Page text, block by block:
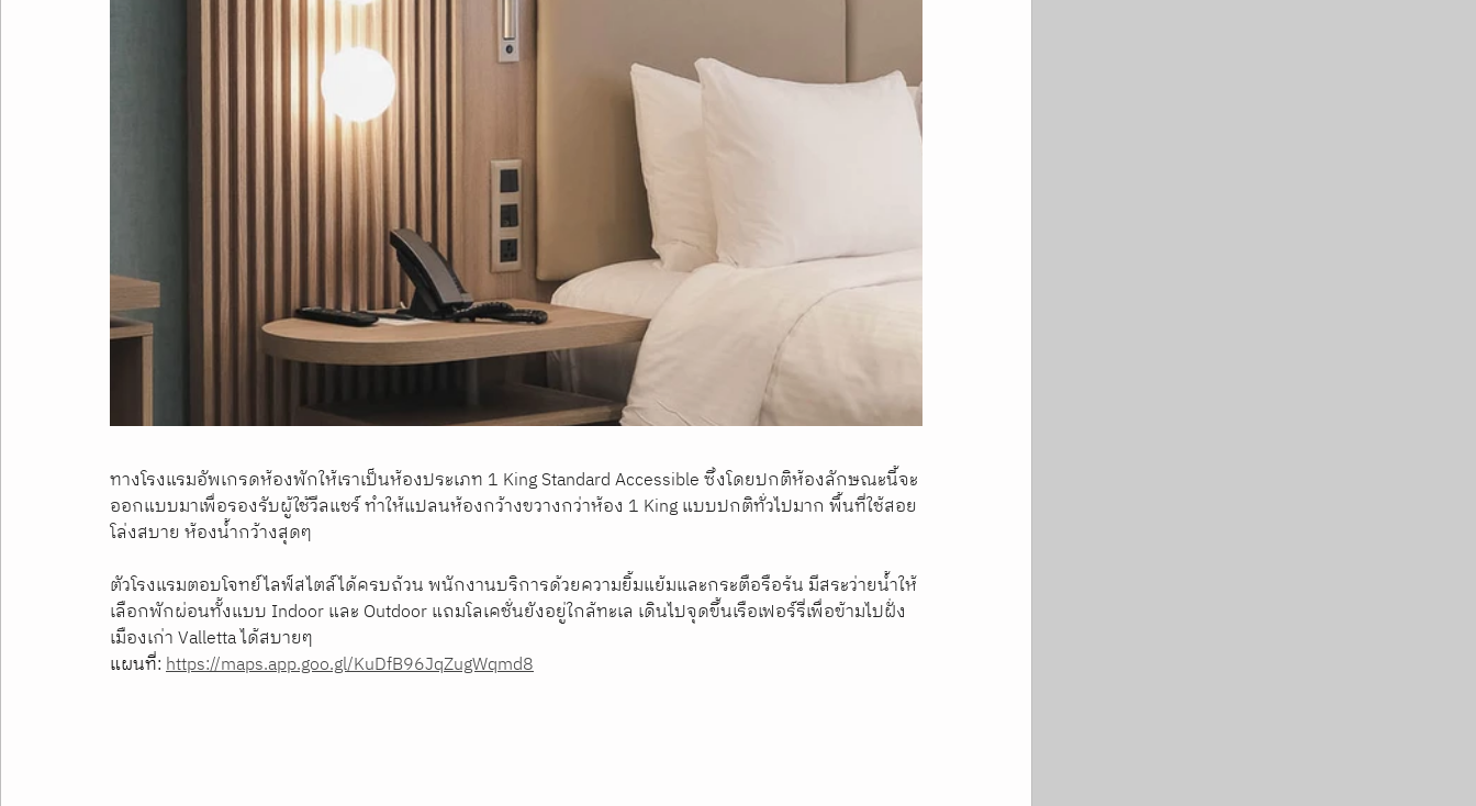
ทางโรงแรมอัพเกรดห้องพักให้เราเป็นห้องประเภท 1 King Standard Accessible ซึ่งโดยปกติห้องลักษณะนี้จะ
ออกแบบมาเพื่อรองรับผู้ใช้วีลแชร์ ทำให้แปลนห้องกว้างขวางกว่าห้อง 1 King แบบปกติทั่วไปมาก พื้นที่ใช้สอย
โล่งสบาย ห้องน้ำกว้างสุดๆ
ตัวโรงแรมตอบโจทย์ไลฟ์สไตล์ได้ครบถ้วน พนักงานบริการด้วยความยิ้มแย้มและกระตือรือร้น มีสระว่ายน้ำให้
เลือกพักผ่อนทั้งแบบ Indoor และ Outdoor แถมโลเคชั่นยังอยู่ใกล้ทะเล เดินไปจุดขึ้นเรือเฟอร์รี่เพื่อข้ามไปฝั่ง
เมืองเก่า Valletta ได้สบายๆ
แผนที่: https://maps.app.goo.gl/KuDfB96JqZugWqmd8